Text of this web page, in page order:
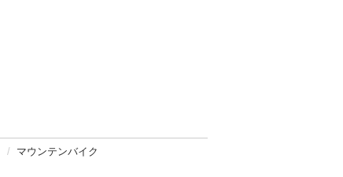
マウンテンバイク